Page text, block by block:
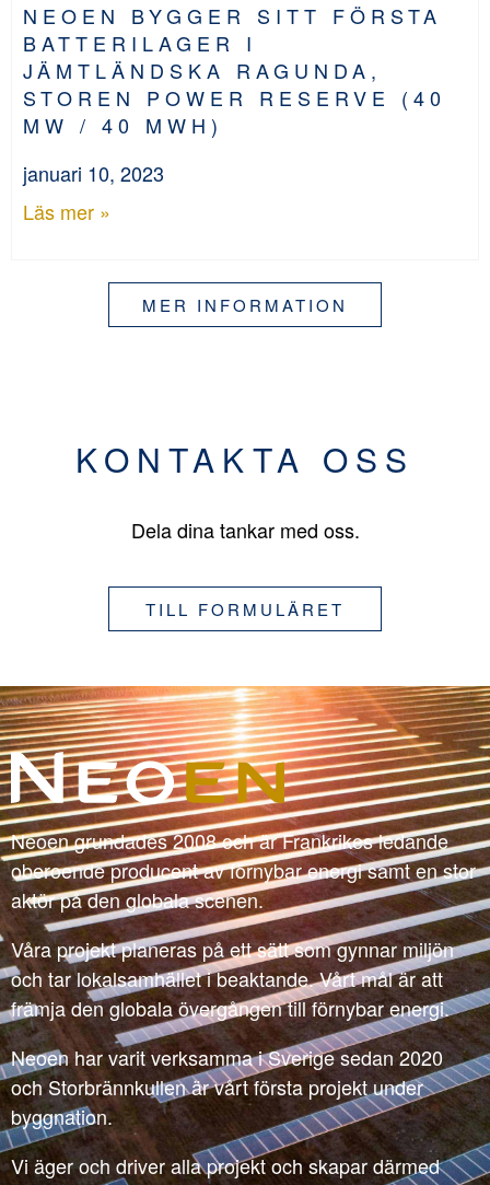
NEOEN BYGGER SITT FÖRSTA
BATTERILAGER I
JÄMTLÄNDSKA RAGUNDA,
STOREN POWER RESERVE (40
MW / 40 MWH)
januari 10, 2023
Läs mer »
MER INFORMATION
KONTAKTA OSS
Dela dina tankar med oss.
TILL FORMULÄRET
Neoen grundades 2008 och är Frankrikes ledande
oberoende producent av förnybar energi samt en stor
aktör på den globala scenen.
Våra projekt planeras på ett sätt som gynnar miljön
och tar lokalsamhället i beaktande. Vårt mål är att
främja den globala övergången till förnybar energi.
Neoen har varit verksamma i Sverige sedan 2020
och Storbrännkullen är vårt första projekt under
byggnation.
Vi äger och driver alla projekt och skapar därmed